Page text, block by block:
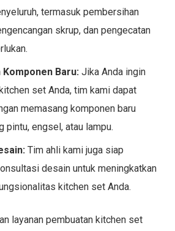
termasuk pembersihan
skrup, dan pengecatan
Baru: Jika Anda ingin
set Anda, tim kami dapat
memasang komponen baru
pintu, engsel, atau lampu.
Tim ahli kami juga siap
desain untuk meningkatkan
kitchen set Anda.
layanan pembuatan kitchen set